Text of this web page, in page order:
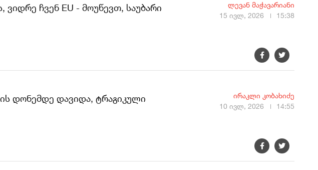
ვიდრე ჩვენ EU - მოუწევთ, საუბარი
ლევან მაჭავარიანი
15 ივლ, 2026
15:38
დონემდე დავიდა, ტრაგიკული
ირაკლი კობახიძე
10 ივლ, 2026
14:55